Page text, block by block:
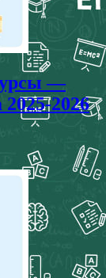
—
2025-2026